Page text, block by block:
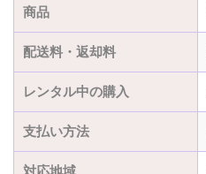
商品
配送料・返却料
レンタル中の購入
支払い方法